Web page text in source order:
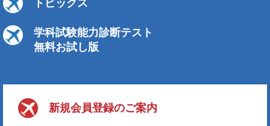
トピックス
学科試験能力診断テスト
無料お試し版
新規会員登録のご案内